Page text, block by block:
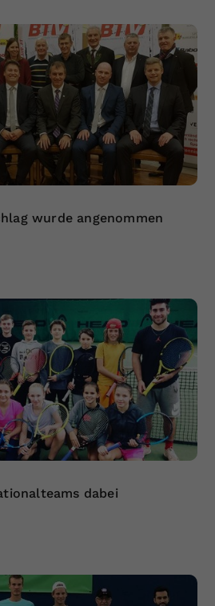
wurde angenommen
dabei